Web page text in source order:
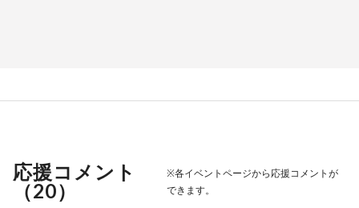
応援コメント
（20）
※各イベントページから応援コメントが
できます。